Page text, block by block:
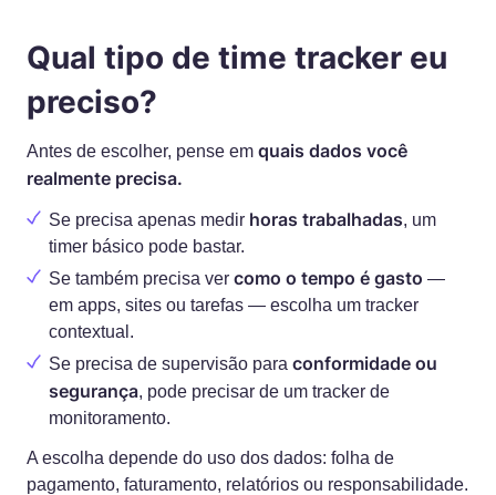
Qual tipo de time tracker eu
preciso?
Antes de escolher, pense em quais dados você
realmente precisa.
Se precisa apenas medir horas trabalhadas, um
timer básico pode bastar.
Se também precisa ver como o tempo é gasto —
em apps, sites ou tarefas — escolha um tracker
contextual.
Se precisa de supervisão para conformidade ou
segurança, pode precisar de um tracker de
monitoramento.
A escolha depende do uso dos dados: folha de
pagamento, faturamento, relatórios ou responsabilidade.